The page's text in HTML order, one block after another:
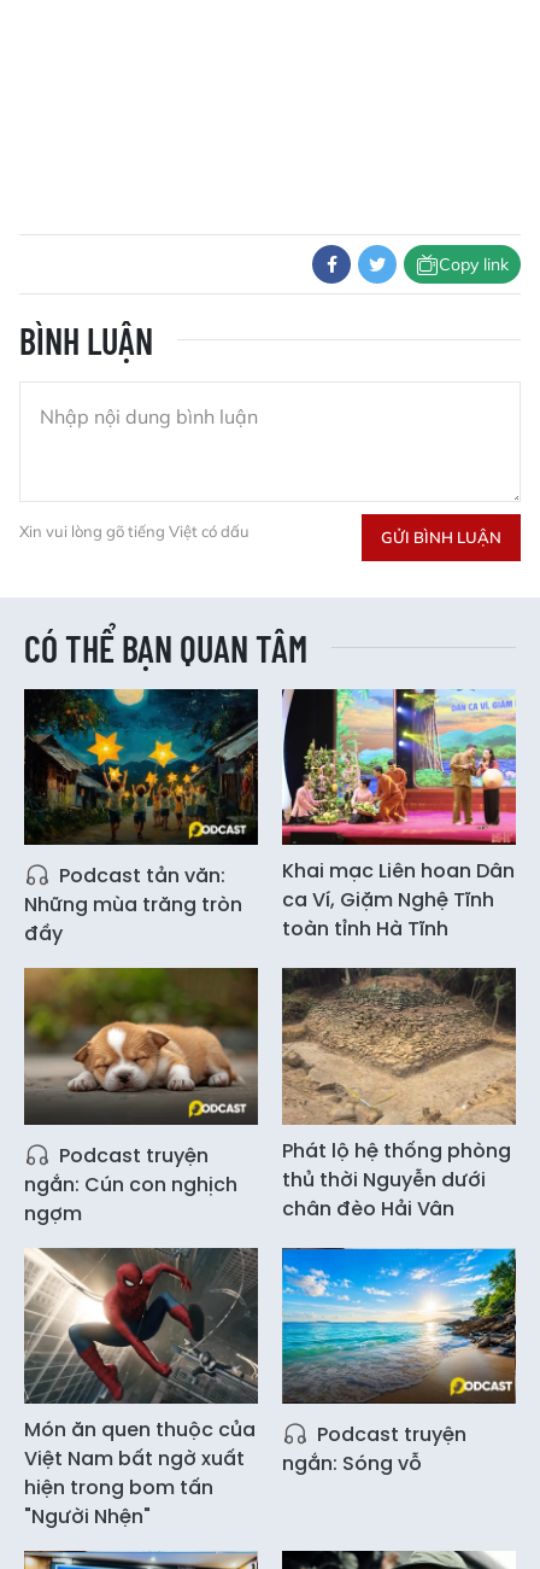
Copy link
BÌNH LUẬN
Xin vui lòng gõ tiếng Việt có dấu GỬI BÌNH LUẬN
CÓ THỂ BẠN QUAN TÂM
Podcast tản văn:
Những mùa trăng tròn
đầy
Khai mạc Liên hoan Dân
ca Ví, Giặm Nghệ Tĩnh
toàn tỉnh Hà Tĩnh
Podcast truyện
ngắn: Cún con nghịch
ngợm
Phát lộ hệ thống phòng
thủ thời Nguyễn dưới
chân đèo Hải Vân
Món ăn quen thuộc của
Việt Nam bất ngờ xuất
hiện trong bom tấn
"Người Nhện"
Podcast truyện
ngắn: Sóng vỗ